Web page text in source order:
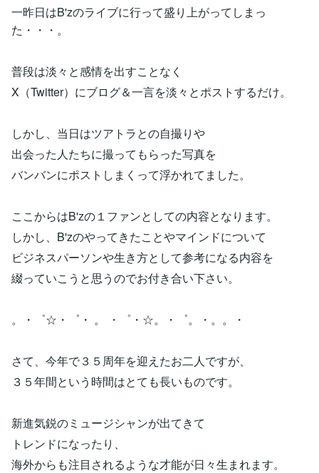
一昨日はB'zのライブに行って盛り上がってしまっ
た・・・。
普段は淡々と感情を出すことなく
X（Twitter）にブログ＆一言を淡々とポストするだけ。
しかし、当日はツアトラとの自撮りや
出会った人たちに撮ってもらった写真を
バンバンにポストしまくって浮かれてました。
ここからはB'zの１ファンとしての内容となります。
しかし、B'zのやってきたことやマインドについて
ビジネスパーソンや生き方として参考になる内容を
綴っていこうと思うのでお付き合い下さい。
。・゜☆・゜・ 。 ・゜・☆。・゜。・。。・
さて、今年で３５周年を迎えたお二人ですが、
３５年間という時間はとても長いものです。
新進気鋭のミュージシャンが出てきて
トレンドになったり、
海外からも注目されるような才能が日々生まれます。